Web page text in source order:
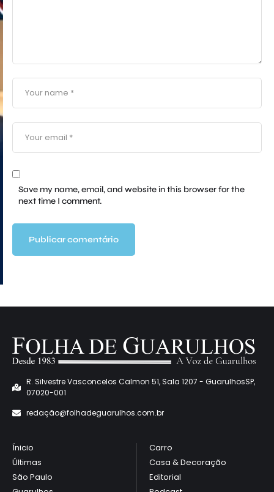
Save my name, email, and website in this browser for the
next time I comment.
R. Silvestre Vasconcelos Calmon 51, Sala 1207 - GuarulhosSP,
07020-001
redação@folhadeguarulhos.com.br
Ínicio
Últimas
São Paulo
Carro
Casa & Decoração
Editorial